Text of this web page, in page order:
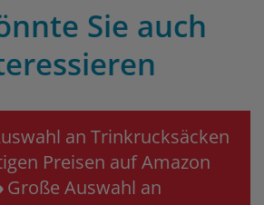
Sie auch
an Trinkrucksäcken
Preisen auf Amazon
Große Auswahl an